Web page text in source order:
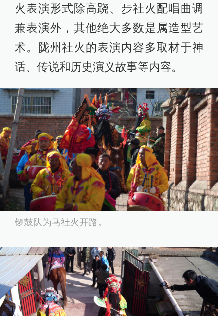
火表演形式除高跷、步社火配唱曲调
兼表演外，其他绝大多数是属造型艺
术。陇州社火的表演内容多取材于神
话、传说和历史演义故事等内容。
锣鼓队为马社火开路。